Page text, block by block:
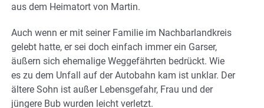
aus dem Heimatort von Martin.
Auch wenn er mit seiner Familie im Nachbarlandkreis
gelebt hatte, er sei doch einfach immer ein Garser,
äußern sich ehemalige Weggefährten bedrückt. Wie
es zu dem Unfall auf der Autobahn kam ist unklar. Der
ältere Sohn ist außer Lebensgefahr, Frau und der
jüngere Bub wurden leicht verletzt.